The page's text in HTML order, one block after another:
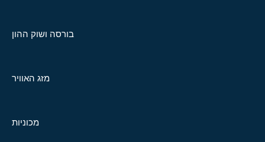
בורסה ושוק ההון
מזג האוויר
מכוניות